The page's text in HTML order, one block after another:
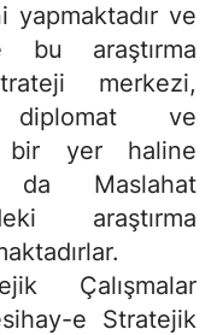
yapmaktadır ve
bu araştırma
merkezi,
diplomat ve
bir yer haline
da Maslahat
araştırma
Çalışmalar
e Stratejik